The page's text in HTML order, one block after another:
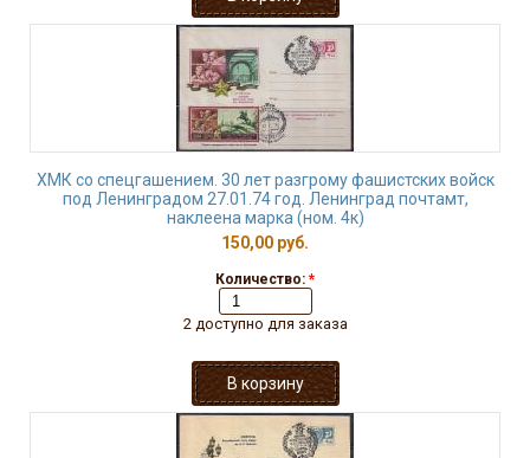
ХМК со спецгашением. 30 лет разгрому фашистских войск
под Ленинградом 27.01.74 год. Ленинград почтамт,
наклеена марка (ном. 4к)
150,00 руб.
Количество: *
2 доступно для заказа